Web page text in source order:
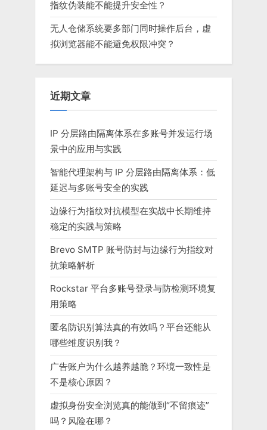
指纹伪装能不能提升安全性？
无人仓储系统要多部门同时操作后台，虚
拟浏览器能不能避免权限冲突？
近期文章
IP 分层路由隔离体系在多账号并发运行场
景中的应用与实践
智能代理架构与 IP 分层路由隔离体系：低
延迟与多账号安全的实践
边缘行为指纹对抗模型在实战中长期维持
稳定的实践与策略
Brevo SMTP 账号防封与边缘行为指纹对
抗策略解析
Rockstar 平台多账号登录与防检测环境复
用策略
匿名防识别算法真的有效吗？平台还能从
哪些维度识别我？
广告账户为什么越养越脆？环境一致性是
不是核心原因？
虚拟身份安全浏览真的能做到“不留痕迹”
吗？风险在哪？